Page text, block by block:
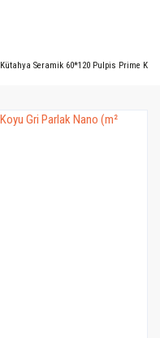
Kütahya Seramik 60*120 Pulpis Prime